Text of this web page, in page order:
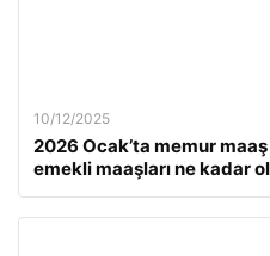
10/12/2025
2026 Ocak’ta memur
emekli maaşları ne kadar